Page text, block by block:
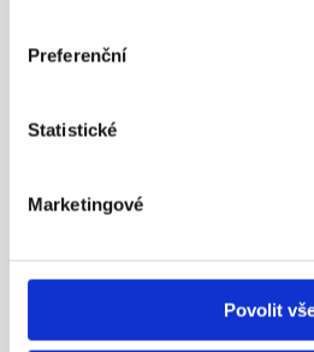
Preferenční
Statistické
Marketingové
Povolit
¶
konference APS ČR
Nezapomínejme ani na
zároveň dvě penzijní smlouvy.